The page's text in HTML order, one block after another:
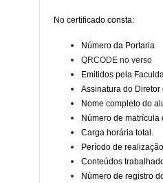
No certificado consta:
Número da Portaria
QRCODE no verso
Emitidos pela
Assinatura do
Nome completo do
Número de matrícula
Carga horária total.
Período de
Conteúdos
Número de registro